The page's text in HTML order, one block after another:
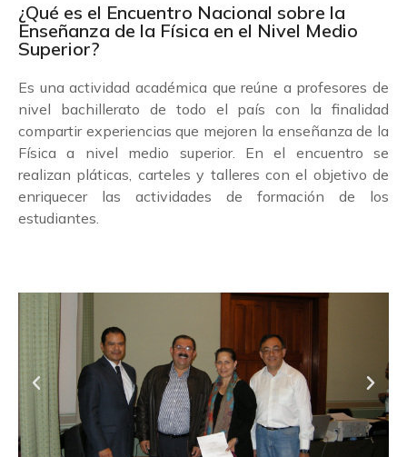
¿Qué es el Encuentro Nacional sobre la
Enseñanza de la Física en el Nivel Medio
Superior?
Es una actividad académica que reúne a profesores de
nivel bachillerato de todo el país con la finalidad
compartir experiencias que mejoren la enseñanza de la
Física a nivel medio superior. En el encuentro se
realizan pláticas, carteles y talleres con el objetivo de
enriquecer las actividades de formación de los
estudiantes.